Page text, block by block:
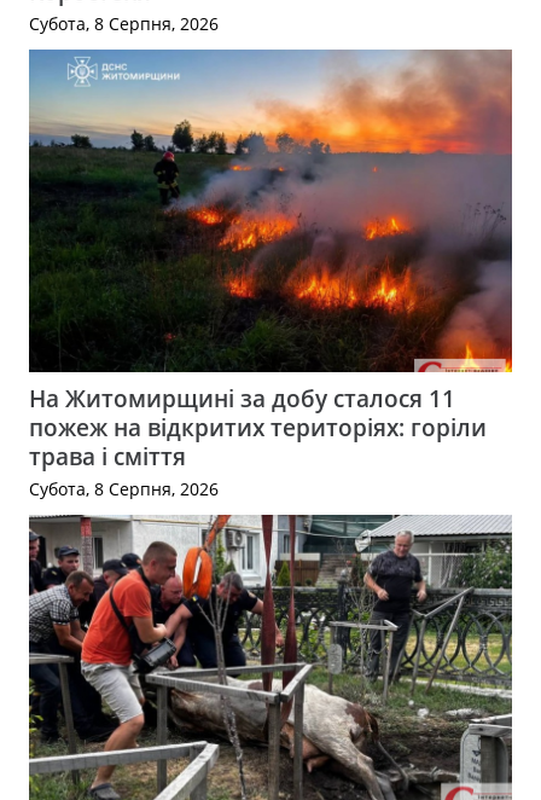
Субота, 8 Серпня, 2026
На Житомирщині за добу сталося 11
пожеж на відкритих територіях: горіли
трава і сміття
Субота, 8 Серпня, 2026